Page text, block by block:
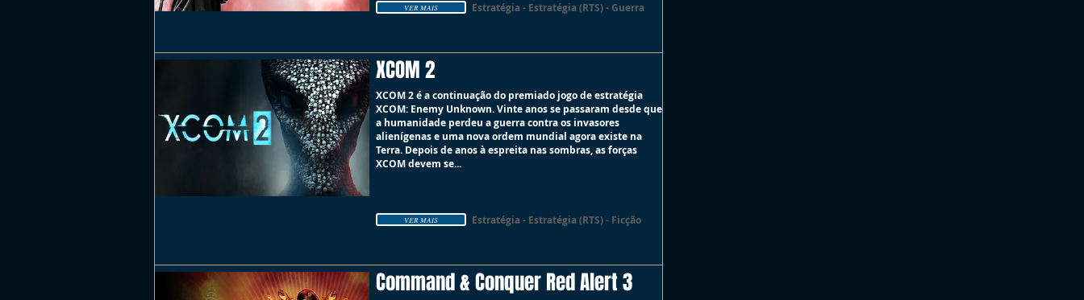
VER MAIS Estratégia - Estratégia (RTS) - Guerra
XCOM 2
XCOM 2 é a continuação do premiado jogo de estratégia
XCOM: Enemy Unknown. Vinte anos se passaram desde que
a humanidade perdeu a guerra contra os invasores
alienígenas e uma nova ordem mundial agora existe na
Terra. Depois de anos à espreita nas sombras, as forças
XCOM devem se...
VER MAIS Estratégia - Estratégia (RTS) - Ficção
Command & Conquer Red Alert 3